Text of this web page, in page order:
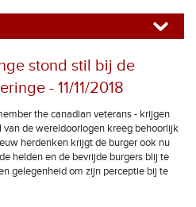
stond stil bij de
- 11/11/2018
the canadian veterans - krijgen
de wereldoorlogen kreeg behoorlijk
herdenken krijgt de burger ook nu
helden en de bevrijde burgers blij te
gelegenheid om zijn perceptie bij te